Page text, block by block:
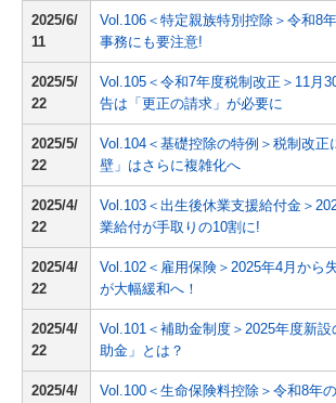
2025/6/
11
Vol.106＜特定親族特別控除＞令和8
事務にも要注意!
2025/5/
22
Vol.105＜令和7年度税制改正＞11月
告は「更正の請求」が必要に
2025/5/
22
Vol.104＜基礎控除の特例＞税制改正
壁」はさらに複雑化へ
2025/4/
22
Vol.103＜出生後休業支援給付金＞
業給付が手取りの10割に!
2025/4/
22
Vol.102＜雇用保険＞2025年4月から
が大幅緩和へ！
2025/4/
22
Vol.101＜補助金制度＞2025年度新
助金」とは？
2025/4/
Vol.100＜生命保険料控除＞令和8年